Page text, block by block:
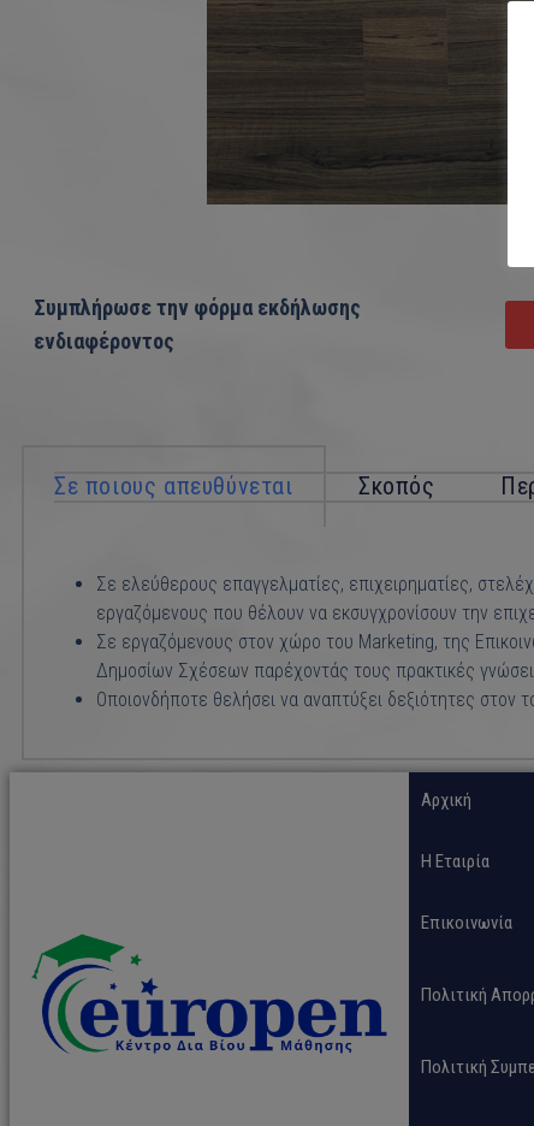
Συμπλήρωσε την φόρμα εκδήλωσης
ενδιαφέροντος
Σε ποιους απευθύνεται Σκοπός
Σε ελεύθερους επαγγελματίες, επιχειρηματίες,
εργαζόμενους που θέλουν να εκσυγχρονίσουν την
Σε εργαζόμενους στον χώρο του Marketing, της
Δημοσίων Σχέσεων παρέχοντάς τους πρακτικές
Οποιονδήποτε θελήσει να αναπτύξει δεξιότητες στον
Αρχική
H Εταιρία
Επικοινωνία
Πολιτική
Πολιτική